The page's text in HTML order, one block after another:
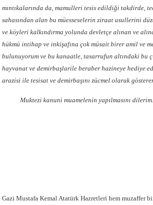
mıntıkalarında da, mamulleri tesis edildiği takdirde,
sahasından alan bu müesseselerin ziraat usullerini
ve köyleri kalkındırma yolunda devletçe alınan ve
hükmü intihap ve inkişafına çok müsait birer amil ve
bulunuyorum ve bu kanaatle, tasarrufun altındaki bu
hayvanat ve demirbaşlarile beraber hazineye hediye
arazisi ile tesisat ve demirbaşını zücmel olarak
Muktezi kanuni muamelenin yapılmasını
Gazi Mustafa Kemal Atatürk Hazretleri hem muzaffer